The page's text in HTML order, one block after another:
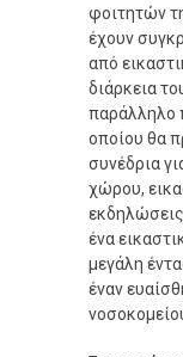
φοιτητών
έχουν
από
διάρκεια
παράλληλο
οποίου θα
συνέδρια
χώρου,
ένα
μεγάλη
έναν